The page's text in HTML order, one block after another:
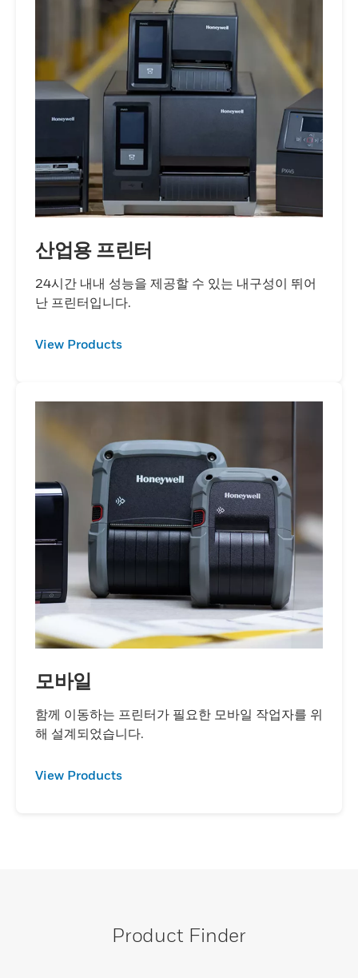
산업용 프린터
24시간 내내 성능을 제공할 수 있는 내구성이 뛰어
난 프린터입니다.
View Products
모바일
함께 이동하는 프린터가 필요한 모바일 작업자를 위
해 설계되었습니다.
View Products
Product Finder